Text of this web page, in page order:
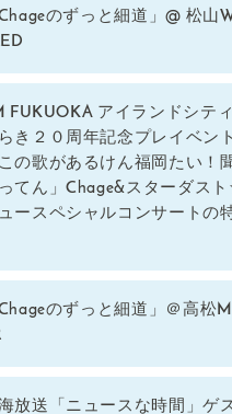
Chageのずっと細道」@ 松山
FUKUOKA アイランドシテ
き２０周年記念プレイベント
この歌があるけん福岡たい！
てん」Chage&スターダス
ースペシャルコンサートの
Chageのずっと細道」＠高松
放送「ニュースな時間」ゲ